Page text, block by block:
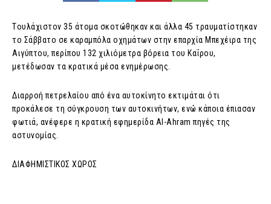
Tουλάχιστον 35 άτομα σκοτώθηκαν και άλλα 45 τραυματίστηκαν
το Σάββατο σε καραμπόλα οχημάτων στην επαρχία Μπεχέιρα της
Αιγύπτου, περίπου 132 χιλιόμετρα βόρεια του Καΐρου,
μετέδωσαν τα κρατικά μέσα ενημέρωσης.
Διαρροή πετρελαίου από ένα αυτοκίνητο εκτιμάται ότι
προκάλεσε τη σύγκρουση των αυτοκινήτων, ενώ κάποια έπιασαν
φωτιά, ανέφερε η κρατική εφημερίδα Al-Ahram πηγές της
αστυνομίας.
ΔΙΑΦΗΜΙΣΤΙΚΟΣ ΧΩΡΟΣ